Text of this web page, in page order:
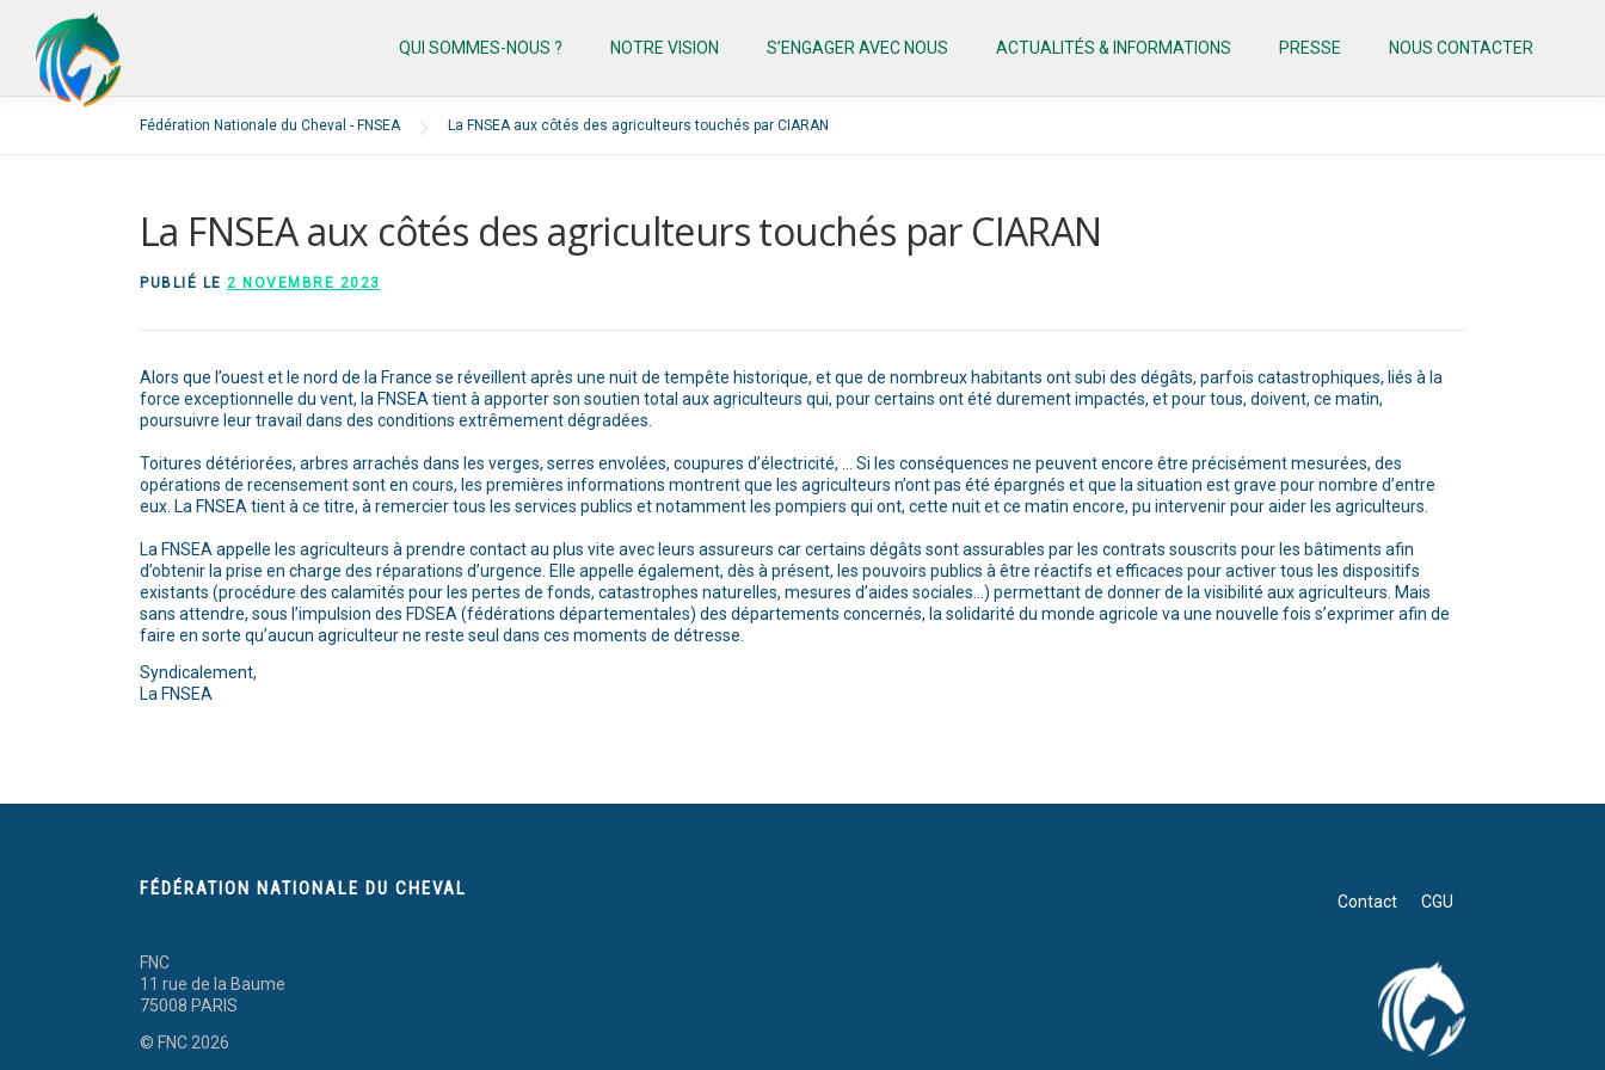
contenu
QUI SOMMES-NOUS ? NOTRE VISION S’ENGAGER AVEC NOUS ACTUALITÉS & INFORMATIONS PRESSE NOUS CONTACTER
Fédération Nationale du Cheval - FNSEA La FNSEA aux côtés des agriculteurs touchés par CIARAN
La FNSEA aux côtés des agriculteurs touchés par CIARAN
PUBLIÉ LE 2 NOVEMBRE 2023
Alors que l’ouest et le nord de la France se réveillent après une nuit de tempête historique, et que de nombreux habitants ont subi des dégâts, parfois catastrophiques, liés à la
force exceptionnelle du vent, la FNSEA tient à apporter son soutien total aux agriculteurs qui, pour certains ont été durement impactés, et pour tous, doivent, ce matin,
poursuivre leur travail dans des conditions extrêmement dégradées.
Toitures détériorées, arbres arrachés dans les verges, serres envolées, coupures d’électricité, … Si les conséquences ne peuvent encore être précisément mesurées, des
opérations de recensement sont en cours, les premières informations montrent que les agriculteurs n’ont pas été épargnés et que la situation est grave pour nombre d’entre
eux. La FNSEA tient à ce titre, à remercier tous les services publics et notamment les pompiers qui ont, cette nuit et ce matin encore, pu intervenir pour aider les agriculteurs.
La FNSEA appelle les agriculteurs à prendre contact au plus vite avec leurs assureurs car certains dégâts sont assurables par les contrats souscrits pour les bâtiments afin
d’obtenir la prise en charge des réparations d’urgence. Elle appelle également, dès à présent, les pouvoirs publics à être réactifs et efficaces pour activer tous les dispositifs
existants (procédure des calamités pour les pertes de fonds, catastrophes naturelles, mesures d’aides sociales…) permettant de donner de la visibilité aux agriculteurs. Mais
sans attendre, sous l’impulsion des FDSEA (fédérations départementales) des départements concernés, la solidarité du monde agricole va une nouvelle fois s’exprimer afin de
faire en sorte qu’aucun agriculteur ne reste seul dans ces moments de détresse.
Syndicalement,
La FNSEA
FÉDÉRATION NATIONALE DU CHEVAL
FNC
11 rue de la Baume
75008 PARIS
© FNC 2026
Contact CGU